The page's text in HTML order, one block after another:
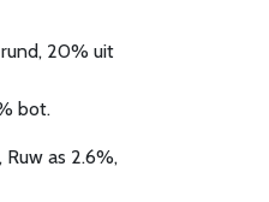
20% uit
bot.
as 2.6%,